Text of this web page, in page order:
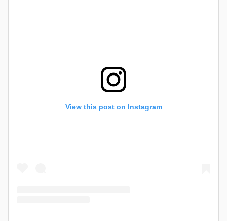
View this post on Instagram